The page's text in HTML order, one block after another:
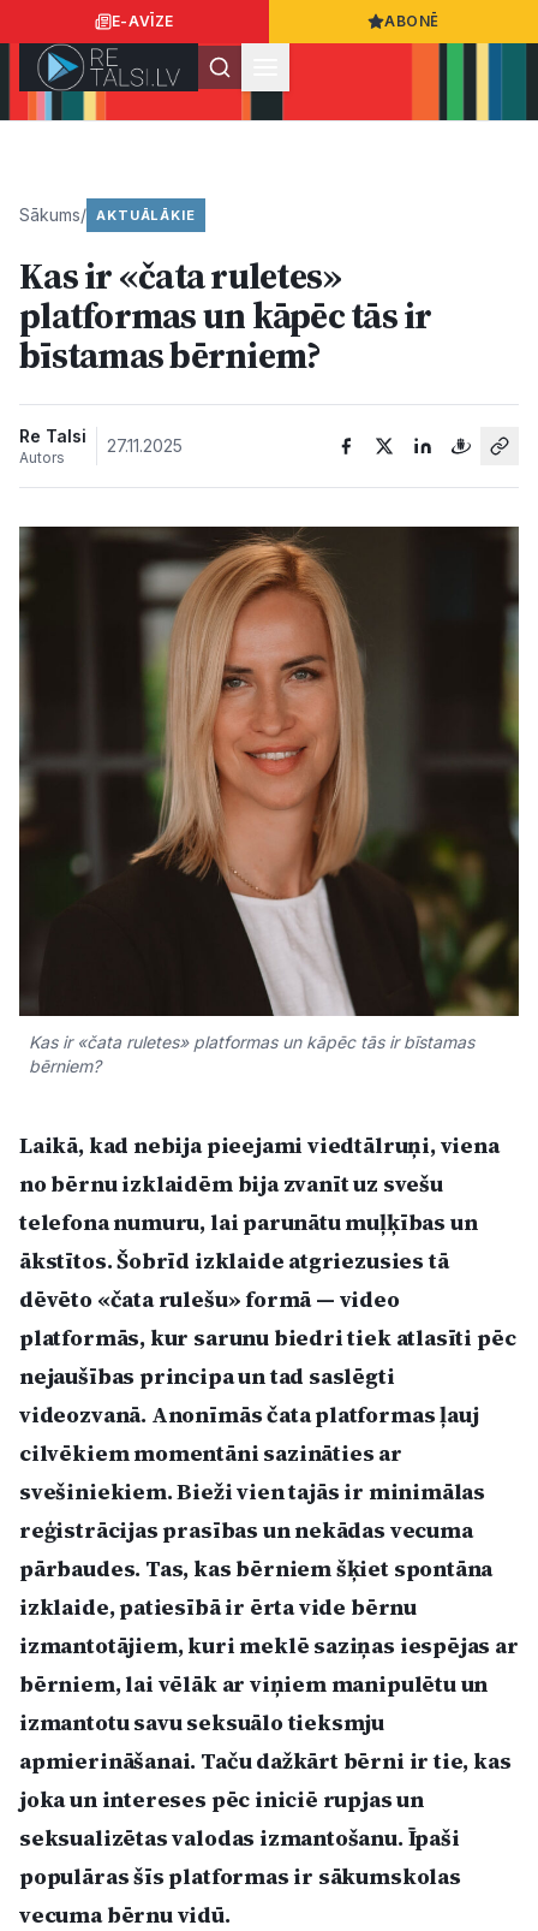
E-AVĪZE ABONĒ
Ziņas
Sabiedrība
Kultūra
Bizness
Video
Vieta
Sludinājumi
Pasākumi
Reklāma
Kontakti
Ziņo redakcijai
Facebook Instagram YouTube
E-avīze Abonē
Sākums/ AKTUĀLĀKIE
Kas ir «čata ruletes»
platformas un kāpēc tās ir
bīstamas bērniem?
Re Talsi
Autors
27.11.2025
Kas ir «čata ruletes» platformas un kāpēc tās ir bīstamas
bērniem?
Laikā, kad nebija pieejami viedtālruņi, viena
no bērnu izklaidēm bija zvanīt uz svešu
telefona numuru, lai parunātu muļķības un
ākstītos. Šobrīd izklaide atgriezusies tā
dēvēto «čata rulešu» formā — video
platformās, kur sarunu biedri tiek atlasīti pēc
nejaušības principa un tad saslēgti
videozvanā. Anonīmās čata platformas ļauj
cilvēkiem momentāni sazināties ar
svešiniekiem. Bieži vien tajās ir minimālas
reģistrācijas prasības un nekādas vecuma
pārbaudes. Tas, kas bērniem šķiet spontāna
izklaide, patiesībā ir ērta vide bērnu
izmantotājiem, kuri meklē saziņas iespējas ar
bērniem, lai vēlāk ar viņiem manipulētu un
izmantotu savu seksuālo tieksmju
apmierināšanai. Taču dažkārt bērni ir tie, kas
joka un intereses pēc iniciē rupjas un
seksualizētas valodas izmantošanu. Īpaši
populāras šīs platformas ir sākumskolas
vecuma bērnu vidū.